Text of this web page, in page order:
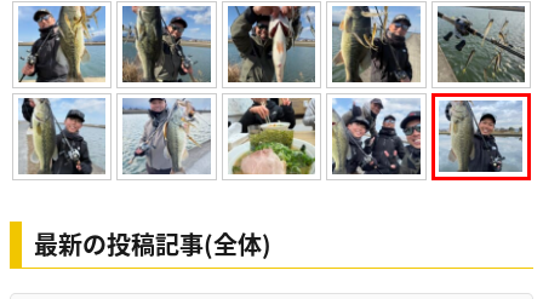
最新の投稿記事(全体)